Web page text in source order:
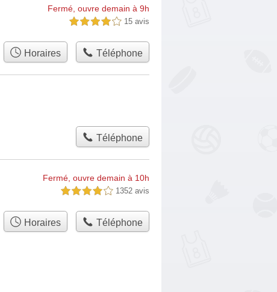
Fermé, ouvre demain à 9h
4,0 étoiles sur 5 15 avis
Horaires Téléphone
Téléphone
Fermé, ouvre demain à 10h
4,0 étoiles sur 5 1352 avis
Horaires Téléphone